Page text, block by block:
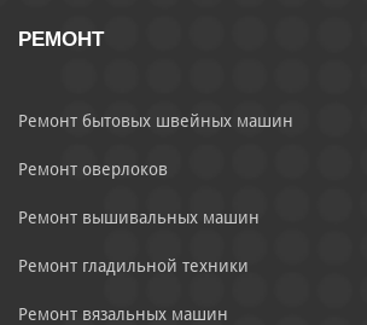
РЕМОНТ
Ремонт бытовых швейных машин
Ремонт оверлоков
Ремонт вышивальных машин
Ремонт гладильной техники
Ремонт вязальных машин